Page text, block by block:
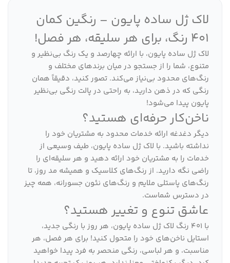
لاک ژل ساده پایون – رنگین کمان
401 رنگ، برای هر سلیقه، هر فصل!
لاک ژل ساده پایون، با ارائه چهارصد و یک رنگ بی‌نظیر و
متنوع، شما را از جستجو در میان برندهای مختلف و
رنگ‌های محدود بی‌نیاز می‌کند. تصور کنید، دقیقاً همان
رنگی که در ذهن دارید، به راحتی در پالت رنگی بی‌نظیر
پایون پیدا می‌شود!
ناخن‌کار حرفه‌ای هستید؟
دیگر دغدغه ارائه خدمات محدود به مشتریان خود را
نداشته باشید. با لاک ژل ساده پایون، طیف وسیعی از
خدمات را به مشتریان خود ارائه دهید و هر سلیقه‌ای را
راضی نگه دارید. از رنگ‌های کلاسیک و همیشه مد روز، تا
رنگ‌های پاستلی ملایم و رنگ‌های نئون جسورانه، همه چیز
در دسترس شماست.
عاشق تنوع و تغییر هستید؟
با 401 رنگ لاک ژل ساده پایون، هر روز با رنگی جدید،
استایل ناخن‌های خود را متحول کنید! برای هر فصل، هر
مناسبت، و هر لباسی، رنگی منحصر به فرد پیدا خواهید